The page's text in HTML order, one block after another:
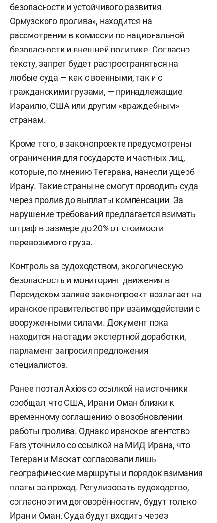
безопасности и устойчивого развития
Ормузского пролива», находится на
рассмотрении в комиссии по национальной
безопасности и внешней политике. Согласно
тексту, запрет будет распространяться на
любые суда — как с военными, так и с
гражданскими грузами, — принадлежащие
Израилю, США или другим «враждебным»
странам.
Кроме того, в законопроекте предусмотрены
ограничения для государств и частных лиц,
которые, по мнению Тегерана, нанесли ущерб
Ирану. Такие страны не смогут проводить суда
через пролив до выплаты компенсации. За
нарушение требований предлагается взимать
штраф в размере до 20% от стоимости
перевозимого груза.
Контроль за судоходством, экологическую
безопасность и мониторинг движения в
Персидском заливе законопроект возлагает на
иранское правительство при взаимодействии с
вооруженными силами. Документ пока
находится на стадии экспертной доработки,
парламент запросил предложения
специалистов.
Ранее портал Axios со ссылкой на источники
сообщал, что США, Иран и Оман близки к
временному соглашению о возобновлении
работы пролива. Однако иранское агентство
Fars уточнило со ссылкой на МИД Ирана, что
Тегеран и Маскат согласовали лишь
географические маршруты и порядок взимания
платы за проход. Регулировать судоходство,
согласно этим договорённостям, будут только
Иран и Оман. Суда будут входить через